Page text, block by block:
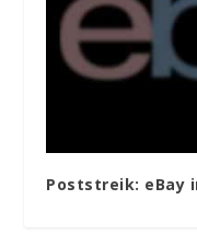
Poststreik: eBay